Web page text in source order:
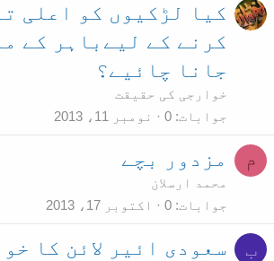
کیا لڑکیوں کو اعلی
کرنے کے لیےباہر کے
جانا چائیے؟
خوارجی کی حقیقت
جوابات 0 نومبر 11، 2013
م مزدور بچے
محمد ارسلان
جوابات 0 اکتوبر 17، 2013
ب
سعودی ائیر لائن کا